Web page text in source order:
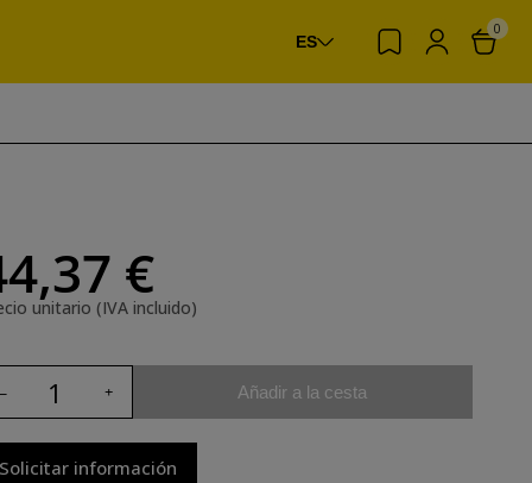
ES
0
€
unitario (IVA incluido)
Añadir a la cesta
información